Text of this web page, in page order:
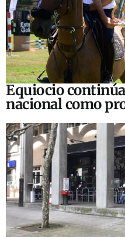
Equiocio
nacional como